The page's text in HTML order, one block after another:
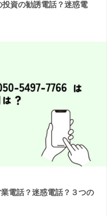
資の勧誘電話？迷惑電
電話？迷惑電話？３つの